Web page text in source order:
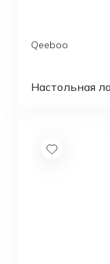
Qeeboo
Настольная